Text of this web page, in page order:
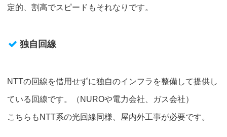
定的、割高でスピードもそれなりです。
独自回線
NTTの回線を借用せずに独自のインフラを整備して提供し
ている回線です。（NUROや電力会社、ガス会社）
こちらもNTT系の光回線同様、屋内外工事が必要です。